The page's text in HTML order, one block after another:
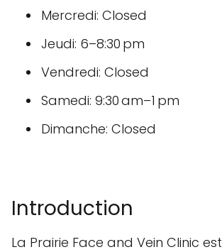
Mercredi: Closed
Jeudi: 6–8:30 pm
Vendredi: Closed
Samedi: 9:30 am–1 pm
Dimanche: Closed
Introduction
La Prairie Face and Vein Clinic